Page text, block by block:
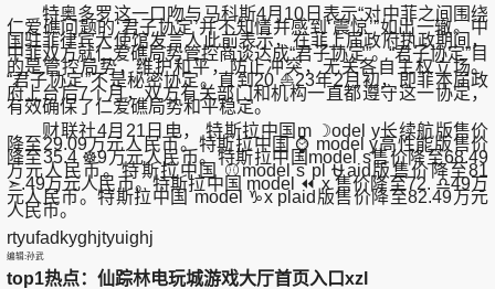
特奥多罗这一口吻与马科斯4月10日表示“对中菲之间围绕
仁爱礁问题的‘君子协定’并不知情并感到‘震惊’”如出一辙。中
国驻菲律宾大使馆发言人此前表示，在菲上届政府执政期间，
中菲双方就仁爱礁局势管控商谈达成“君子协定”。“君子协定”目
的是管控局势，维护和平，防止冲突，无关各自主权立场。
“君子协定”不是秘密协定。直到20 ⛵23年2月初，即菲本届政
府上台后7个月，双方有关部门和机构一直都遵守这一协定，
有效确保了仁爱礁局势和平稳定。
财联社4月21日电， 特斯拉中国m ☽odel y长续航版售价
降至29.09万元人民币。特斯拉中国 ⌚ model y高性能版售价
降至35.4 ☸9万元人民币。特斯拉中国model s售价降至68.49
万元人民币。特斯拉中国 ⚾model s pl ⛎aid版售价降至81
➣.49万元人民币。特斯拉中国 model ⏪ x 售价降至72. ♎49万
元人民币。特斯拉中国 model ♑x plaid版售价降至82.49万元
人民币。
rtyufadkyghjtyuighj
编辑:孙武
top1热点：仙踪林电玩城游戏大厅首页入口xzl